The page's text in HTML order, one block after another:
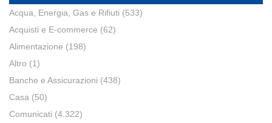
Acqua, Energia, Gas e Rifiuti (533)
Acquisti e E-commerce (62)
Alimentazione (198)
Altro (1)
Banche e Assicurazioni (438)
Casa (50)
Comunicati (4.322)